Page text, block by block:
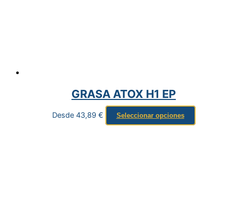
GRASA ATOX H1 EP
Desde 43,89 € Seleccionar opciones